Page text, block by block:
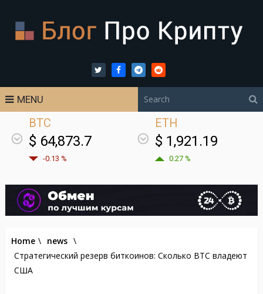
MENU
BTC
$ 64,873.7
-0.13 %
ETH
$ 1,921.19
0.27 %
Home \ news \
Стратегический резерв биткоинов: Сколько BTC владеют
США